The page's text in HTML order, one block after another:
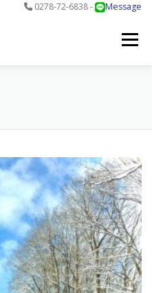
0278-72-6838 -
Message
メニュー